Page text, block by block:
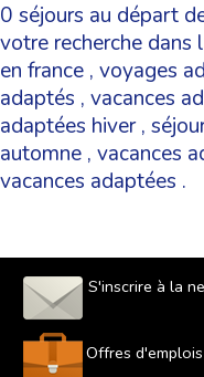
0 séjours au départ
votre recherche dans
en france , voyages
adaptés , vacances
adaptées hiver,
automne , vacances
vacances adaptées .
S'inscrire à la
Offres d'emplois